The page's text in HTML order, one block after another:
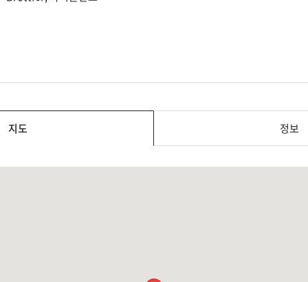
지도 정보